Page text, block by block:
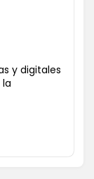
y digitales